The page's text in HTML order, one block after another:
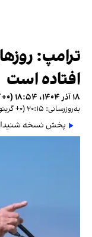
ترامپ:
افتاده است
۱۸ آذر ۱۴۰۴، ۱۸:۵۴ (‎+۰ گرینویچ)
به‌روزرسانی: ۲۰:۱۵ (‎+۰ گرینویچ)
پخش نسخه